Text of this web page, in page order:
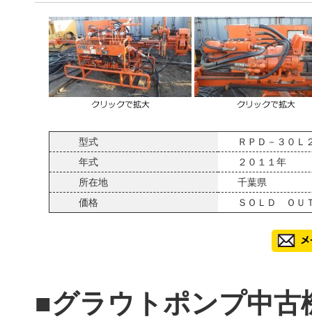
型式
ＲＰＤ－３０Ｌ
年式
２０１１年
所在地
千葉県
価格
ＳＯＬＤ ＯＵ
■グラウトポンプ中